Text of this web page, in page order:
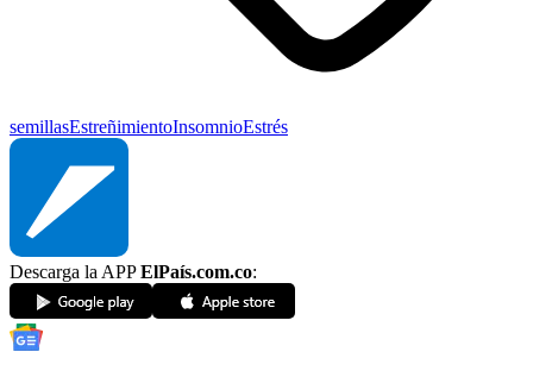
semillasEstreñimientoInsomnioEstrés
Descarga la APPElPaís.com.co: